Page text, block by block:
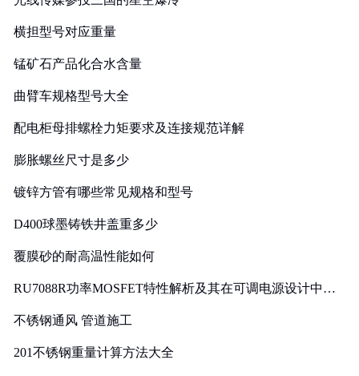
横担型号对应重量
锰矿石产品化合水含量
曲臂车规格型号大全
配电柜母排螺栓力矩要求及连接规范详解
膨胀螺丝尺寸是多少
镀锌方管有哪些常见规格和型号
D400球墨铸铁井盖重多少
覆膜砂的耐高温性能如何
RU7088R功率MOSFET特性解析及其在可调电源设计中的
不锈钢通风 管道施工
201不锈钢重量计算方法大全